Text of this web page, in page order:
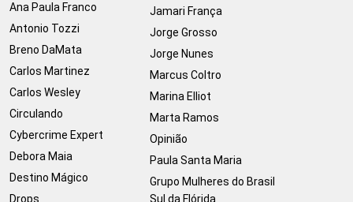
Ana Paula Franco
Antonio Tozzi
Breno DaMata
Carlos Martinez
Carlos Wesley
Circulando
Cybercrime Expert
Debora Maia
Destino Mágico
Drops
Jamari França
Jorge Grosso
Jorge Nunes
Marcus Coltro
Marina Elliot
Marta Ramos
Opinião
Paula Santa Maria
Grupo Mulheres do Brasil
Sul da Flórida